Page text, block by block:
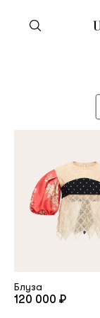
Блуза
120 000 ₽